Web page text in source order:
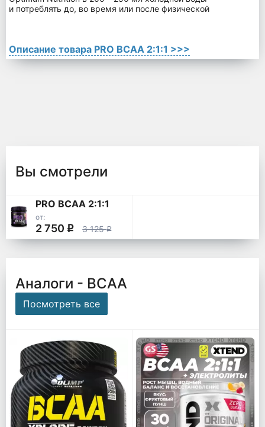
и потреблять до, во время или после физической нагрузки.
Описание товара PRO BCAA 2:1:1 >>>
Вы смотрели
PRO BCAA 2:1:1
от:
2 750 q 3 125q
Аналоги - ВСАА
Посмотреть все